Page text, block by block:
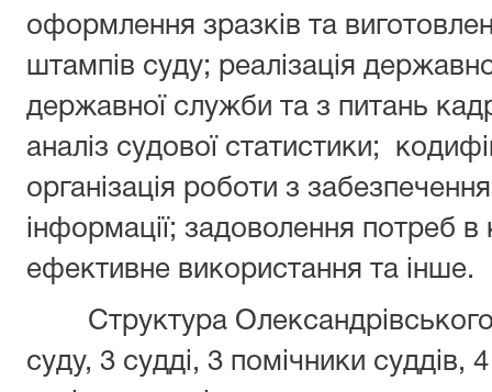
оформлення зразків та
штампів суду; реалізація
державної служби та з питань
аналіз судової статистики;
організація роботи з
інформації; задоволення потреб в
ефективне використання та інше.
Структура
суду, 3 судді, 3 помічники суддів,